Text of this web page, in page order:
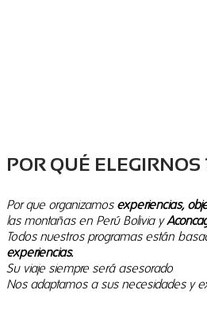
POR QUÉ ELEGIRNOS
Por que organizamos experiencias,
las montañas en Perú Bolivia y
Todos nuestros programas están
experiencias.
Su viaje siempre será asesorado
Nos adaptamos a sus necesidades y